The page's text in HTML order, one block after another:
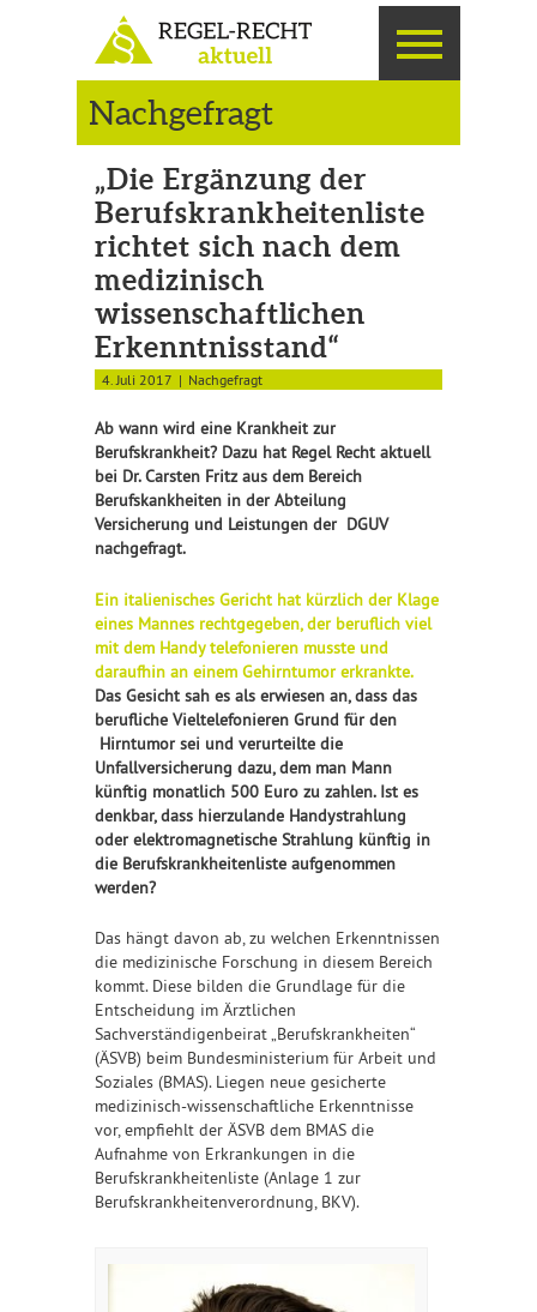
Nachgefragt
„Die Ergänzung der
Berufskrankheitenliste
richtet sich nach dem
medizinisch
wissenschaftlichen
Erkenntnisstand“
4. Juli 2017 Nachgefragt
Ab wann wird eine Krankheit zur
Berufskrankheit? Dazu hat Regel Recht aktuell
bei Dr. Carsten Fritz aus dem Bereich
Berufskankheiten in der Abteilung
Versicherung und Leistungen der DGUV
nachgefragt.
Ein italienisches Gericht hat kürzlich der Klage
eines Mannes rechtgegeben, der beruflich viel
mit dem Handy telefonieren musste und
daraufhin an einem Gehirntumor erkrankte.
Das Gesicht sah es als erwiesen an, dass das
berufliche Vieltelefonieren Grund für den
Hirntumor sei und verurteilte die
Unfallversicherung dazu, dem man Mann
künftig monatlich 500 Euro zu zahlen. Ist es
denkbar, dass hierzulande Handystrahlung
oder elektromagnetische Strahlung künftig in
die Berufskrankheitenliste aufgenommen
werden?
Das hängt davon ab, zu welchen Erkenntnissen
die medizinische Forschung in diesem Bereich
kommt. Diese bilden die Grundlage für die
Entscheidung im Ärztlichen
Sachverständigenbeirat „Berufskrankheiten“
(ÄSVB) beim Bundesministerium für Arbeit und
Soziales (BMAS). Liegen neue gesicherte
medizinisch-wissenschaftliche Erkenntnisse
vor, empfiehlt der ÄSVB dem BMAS die
Aufnahme von Erkrankungen in die
Berufskrankheitenliste (Anlage 1 zur
Berufskrankheitenverordnung, BKV).